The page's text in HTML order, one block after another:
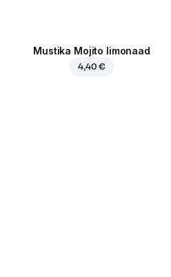
Mustika Mojito limonaad
4,40 €